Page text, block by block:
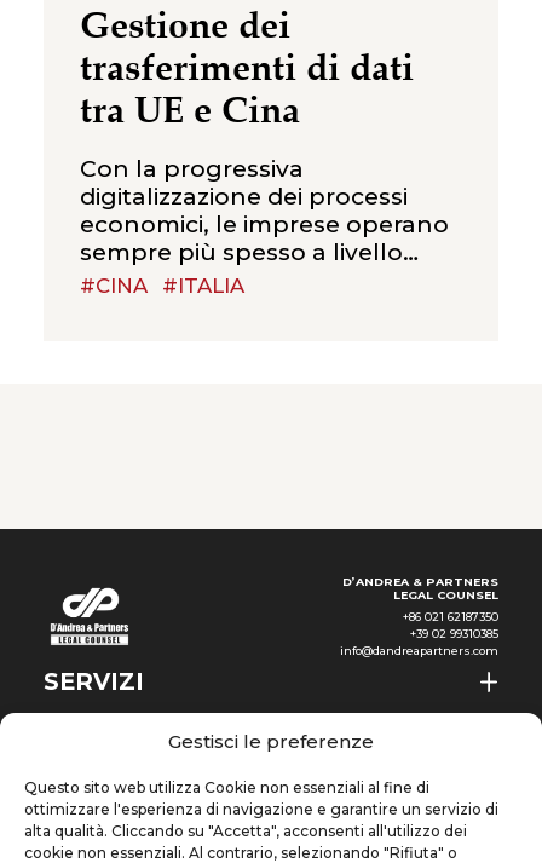
Gestisci le preferenze
Questo sito web utilizza Cookie non essenziali al fine di
ottimizzare l'esperienza di navigazione e garantire un servizio di
alta qualità. Cliccando su "Accetta", acconsenti all'utilizzo dei
cookie non essenziali. Al contrario, selezionando "Rifiuta" o
IT
Gestione dei
trasferimenti di dati
tra UE e Cina
Con la progressiva
digitalizzazione dei processi
economici, le imprese operano
sempre più spesso a livello
internazionale, gestendo flussi
Regolamento generale sulla
#CINA #ITALIA
D’ANDREA & PARTNERS
LEGAL COUNSEL
+86 021 62187350
+39 02 99310385
info@dandreapartners.com
SERVIZI
CHI SIAMO
NEWS & EVENTI
CONOSCENZE